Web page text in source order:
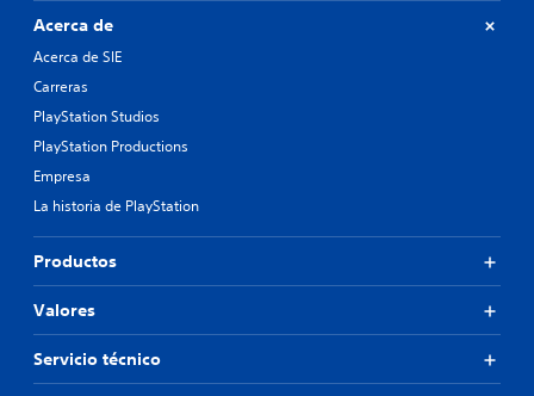
Acerca de
Acerca de SIE
Carreras
PlayStation Studios
PlayStation Productions
Empresa
La historia de PlayStation
Productos
Valores
Servicio técnico